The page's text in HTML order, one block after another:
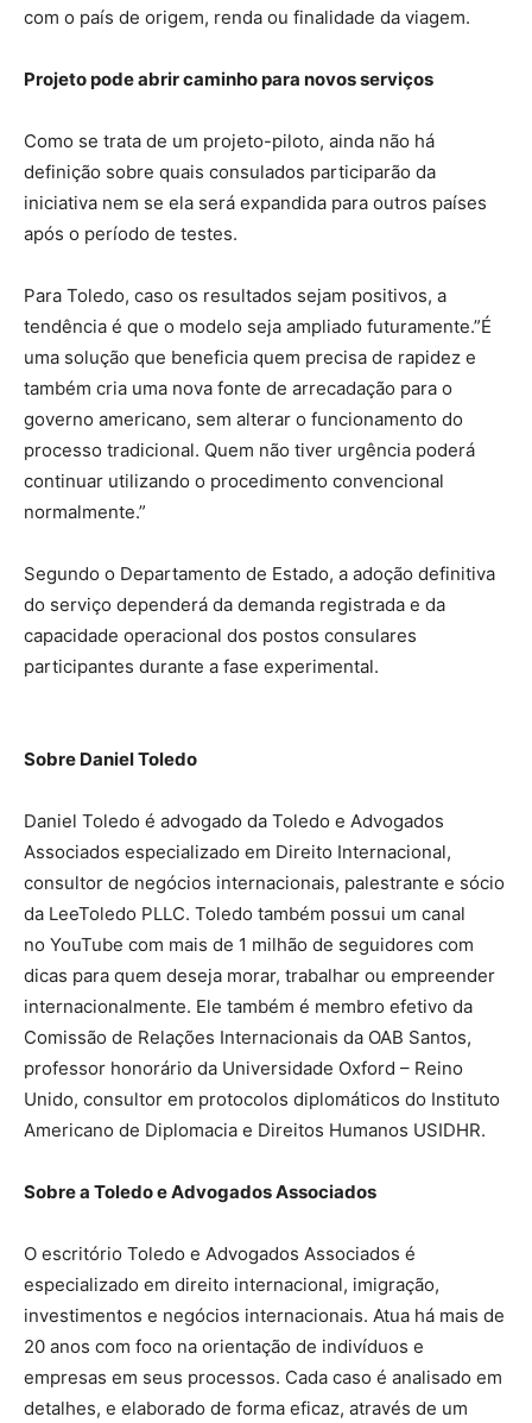
com o país de origem, renda ou finalidade da viagem.
Projeto pode abrir caminho para novos serviços
Como se trata de um projeto-piloto, ainda não há
definição sobre quais consulados participarão da
iniciativa nem se ela será expandida para outros países
após o período de testes.
Para Toledo, caso os resultados sejam positivos, a
tendência é que o modelo seja ampliado futuramente.”É
uma solução que beneficia quem precisa de rapidez e
também cria uma nova fonte de arrecadação para o
governo americano, sem alterar o funcionamento do
processo tradicional. Quem não tiver urgência poderá
continuar utilizando o procedimento convencional
normalmente.”
Segundo o Departamento de Estado, a adoção definitiva
do serviço dependerá da demanda registrada e da
capacidade operacional dos postos consulares
participantes durante a fase experimental.
Sobre Daniel Toledo
Daniel Toledo é advogado da Toledo e Advogados
Associados especializado em Direito Internacional,
consultor de negócios internacionais, palestrante e sócio
da LeeToledo PLLC. Toledo também possui um canal
no YouTube com mais de 1 milhão de seguidores com
dicas para quem deseja morar, trabalhar ou empreender
internacionalmente. Ele também é membro efetivo da
Comissão de Relações Internacionais da OAB Santos,
professor honorário da Universidade Oxford – Reino
Unido, consultor em protocolos diplomáticos do Instituto
Americano de Diplomacia e Direitos Humanos USIDHR.
Sobre a Toledo e Advogados Associados
O escritório Toledo e Advogados Associados é
especializado em direito internacional, imigração,
investimentos e negócios internacionais. Atua há mais de
20 anos com foco na orientação de indivíduos e
empresas em seus processos. Cada caso é analisado em
detalhes, e elaborado de forma eficaz, através de um